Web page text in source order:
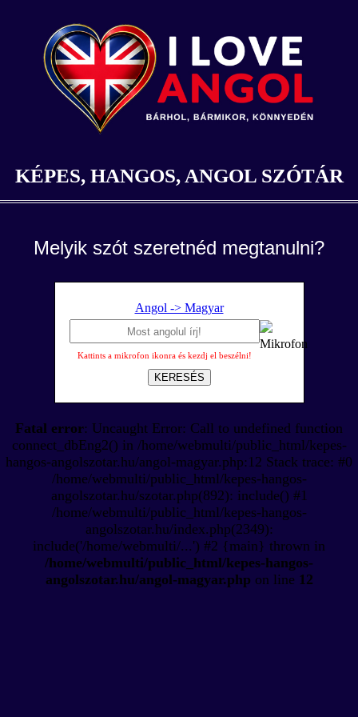
KÉPES, HANGOS, ANGOL SZÓTÁR
Melyik szót szeretnéd megtanulni?
Angol -> Magyar
Kattints a mikrofon ikonra és kezdj el beszélni!
KERESÉS
Fatal error: Uncaught Error: Call to undefined function
connect_dbEng2() in /home/webmulti/public_html/kepes-
hangos-angolszotar.hu/angol-magyar.php:12 Stack trace: #0
/home/webmulti/public_html/kepes-hangos-
angolszotar.hu/szotar.php(892): include() #1
/home/webmulti/public_html/kepes-hangos-
angolszotar.hu/index.php(2349):
include('/home/webmulti/...') #2 {main} thrown in
/home/webmulti/public_html/kepes-hangos-
angolszotar.hu/angol-magyar.php on line 12